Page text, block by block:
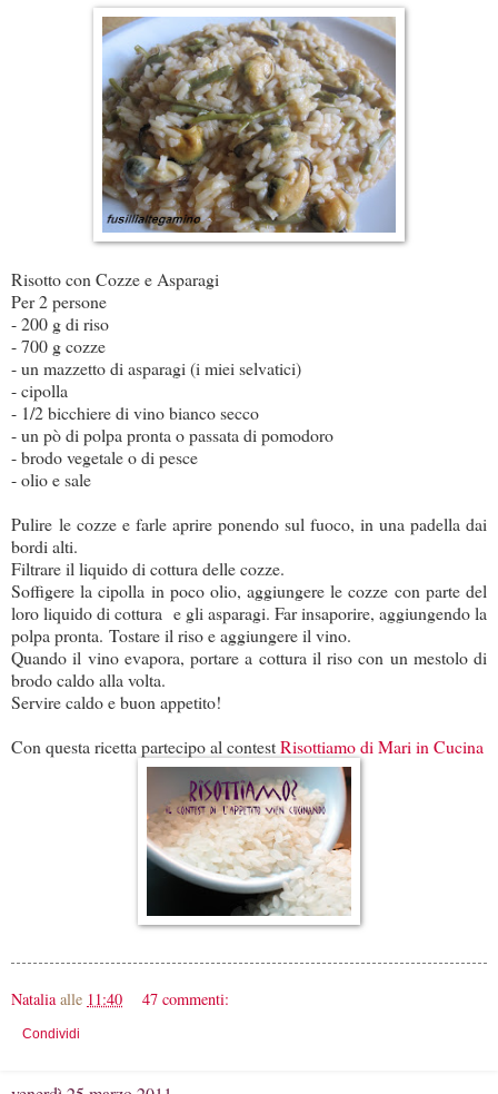
Risotto con Cozze e Asparagi
Per 2 persone
- 200 g di riso
- 700 g cozze
- un mazzetto di asparagi (i miei selvatici)
- cipolla
- 1/2 bicchiere di vino bianco secco
- un pò di polpa pronta o passata di pomodoro
- brodo vegetale o di pesce
- olio e sale
Pulire le cozze e farle aprire ponendo sul fuoco, in una padella dai
bordi alti.
Filtrare il liquido di cottura delle cozze.
Soffigere la cipolla in poco olio, aggiungere le cozze con parte del
loro liquido di cottura e gli asparagi. Far insaporire, aggiungendo la
polpa pronta. Tostare il riso e aggiungere il vino.
Quando il vino evapora, portare a cottura il riso con un mestolo di
brodo caldo alla volta.
Servire caldo e buon appetito!
Con questa ricetta partecipo al contestRisottiamo di Mari in Cucina
Natalia alle 11:40 47 commenti:
Condividi